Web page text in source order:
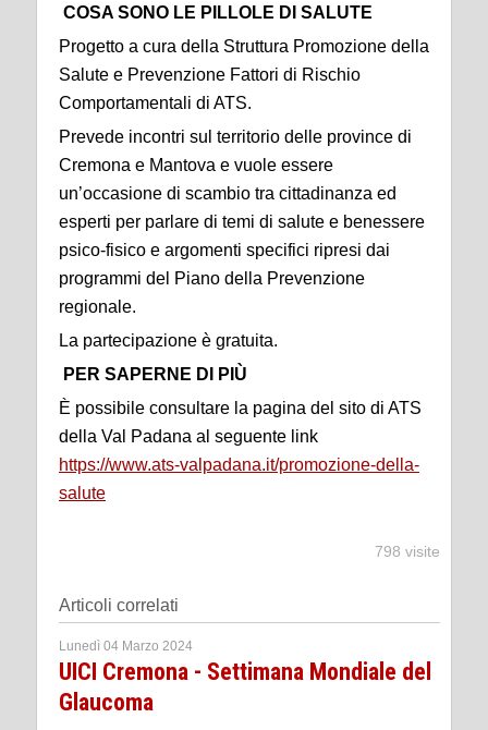
COSA SONO LE PILLOLE DI SALUTE
Progetto a cura della Struttura Promozione della
Salute e Prevenzione Fattori di Rischio
Comportamentali di ATS.
Prevede incontri sul territorio delle province di
Cremona e Mantova e vuole essere
un’occasione di scambio tra cittadinanza ed
esperti per parlare di temi di salute e benessere
psico-fisico e argomenti specifici ripresi dai
programmi del Piano della Prevenzione
regionale.
La partecipazione è gratuita.
PER SAPERNE DI PIÙ
È possibile consultare la pagina del sito di ATS
della Val Padana al seguente link
https://www.ats-valpadana.it/promozione-della-
salute
798 visite
Articoli correlati
Lunedì 04 Marzo 2024
UICI Cremona - Settimana Mondiale del
Glaucoma